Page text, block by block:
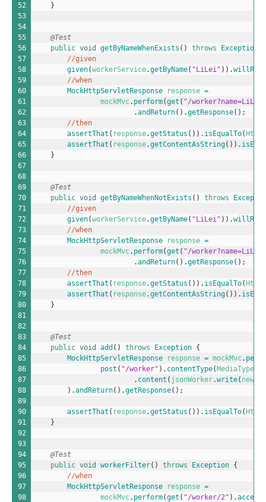
52
53
54
55
56
57
58
59
60
61
62
63
64
65
66
67
68
69
70
71
72
73
74
75
76
77
78
79
80
81
82
83
84
85
86
87
88
89
90
91
92
93
94
95
96
97
98
}
@Test
public void getByNameWhenExists ( ) throws Exception
//given
given(workerService.getByName( "LiLei" ) ) .
//when
MockHttpServletResponse
response =
mockMvc. perform(get ( "/worker?name=LiLei"
.andReturn( ) .getResponse( ) ;
//then
assertThat ( response.getStatus ( ) ) . isEqualTo(
assertThat ( response.getContentAsString( ) ) .
}
@Test
public void getByNameWhenNotExists ( ) throws
//given
given(workerService.getByName( "LiLei" ) ) .
//when
MockHttpServletResponse
response =
mockMvc. perform(get ( "/worker?name=LiLei"
.andReturn( ) .getResponse( ) ;
//then
assertThat ( response.getStatus ( ) ) . isEqualTo(
assertThat ( response.getContentAsString( ) ) .
}
@Test
public void add ( ) throws Exception {
MockHttpServletResponse
response = mockMvc.
post ( "/worker" ) . contentType(MediaType
. content ( jsonWorker.write( new
) .andReturn( ) .getResponse( ) ;
assertThat ( response.getStatus ( ) ) . isEqualTo(
}
@Test
public void workerFilter( ) throws Exception {
//when
MockHttpServletResponse
response =
mockMvc. perform(get ( "/worker/2" ) .accept